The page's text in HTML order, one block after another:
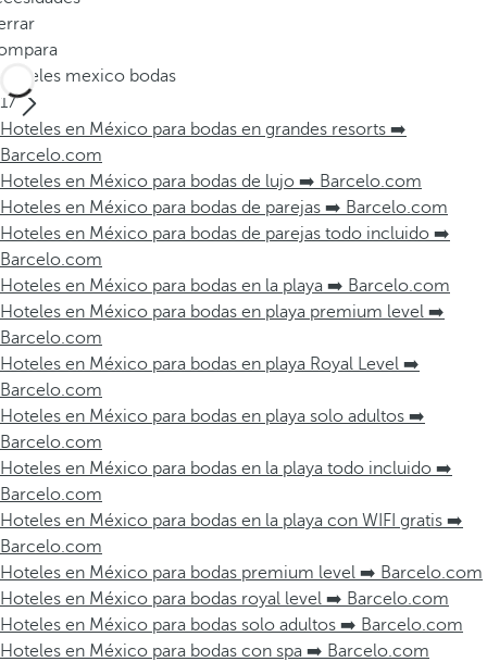
Hoteles mexico bodas
17
Hoteles en México para bodas en grandes resorts ➡️
Barcelo.com
Hoteles en México para bodas de lujo ➡️ Barcelo.com
Hoteles en México para bodas de parejas ➡️ Barcelo.com
Hoteles en México para bodas de parejas todo incluido ➡️
Barcelo.com
Hoteles en México para bodas en la playa ➡️ Barcelo.com
Hoteles en México para bodas en playa premium level ➡️
Barcelo.com
Hoteles en México para bodas en playa Royal Level ➡️
Barcelo.com
Hoteles en México para bodas en playa solo adultos ➡️
Barcelo.com
Hoteles en México para bodas en la playa todo incluido ➡️
Barcelo.com
Hoteles en México para bodas en la playa con WIFI gratis ➡️
Barcelo.com
Hoteles en México para bodas premium level ➡️ Barcelo.com
Hoteles en México para bodas royal level ➡️ Barcelo.com
Hoteles en México para bodas solo adultos ➡️ Barcelo.com
Hoteles en México para bodas con spa ➡️ Barcelo.com